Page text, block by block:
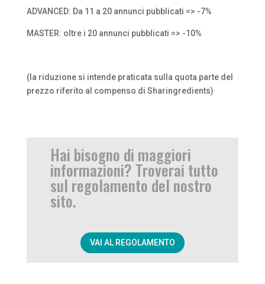
ADVANCED: Da 11 a 20 annunci pubblicati => -7%
MASTER: oltre i 20 annunci pubblicati => -10%
(la riduzione si intende praticata sulla quota parte del
prezzo riferito al compenso di Sharingredients)
Hai bisogno di maggiori
informazioni? Troverai tutto
sul regolamento del nostro
sito.
VAI AL REGOLAMENTO